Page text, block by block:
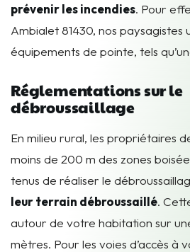
prévenir les incendies. Pour
Ambialet 81430, nos paysagistes
équipements de pointe, tels
Réglementations sur le
débroussaillage
En milieu rural, les propriétaires
moins de 200 m des zones
tenus de réaliser le
leur terrain débroussaillé.
autour de votre habitation sur
mètres. Pour les voies d’accès à